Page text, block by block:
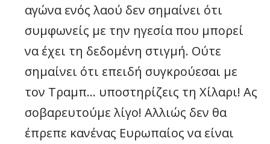
αγώνα ενός λαού δεν σημαίνει ότι
συμφωνείς με την ηγεσία που μπορεί
να έχει τη δεδομένη στιγμή. Ούτε
σημαίνει ότι επειδή συγκρούεσαι με
τον Τραμπ… υποστηρίζεις τη Χίλαρι! Ας
σοβαρευτούμε λίγο! Αλλιώς δεν θα
έπρεπε κανένας Ευρωπαίος να είναι